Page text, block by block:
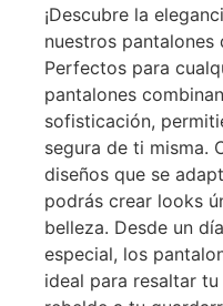
¡Descubre la
nuestros pantalones
Perfectos para
pantalones
sofisticación,
segura de ti misma.
diseños que se
podrás crear looks
belleza. Desde un
especial, los
ideal para resaltar